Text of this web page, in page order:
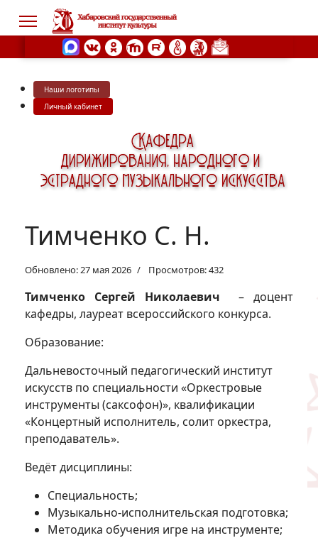
Наши логотипы
Личный кабинет
Тимченко С. Н.
Обновлено: 27 мая 2026 Просмотров: 432
Тимченко Сергей Николаевич
– доцент
кафедры, лауреат всероссийского конкурса.
Образование:
Дальневосточный педагогический институт
искусств по специальности «Оркестровые
инструменты (саксофон)», квалификации
«Концертный исполнитель, солит оркестра,
преподаватель».
Ведёт дисциплины:
Специальность;
Музыкально-исполнительская подготовка;
Методика обучения игре на инструменте;